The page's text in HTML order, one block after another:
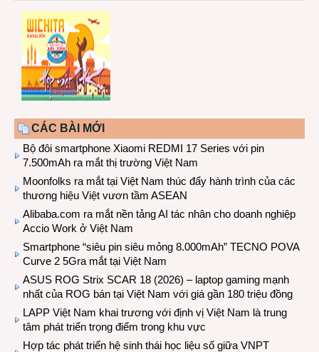
CÁC BÀI MỚI
Bộ đôi smartphone Xiaomi REDMI 17 Series với pin
7.500mAh ra mắt thị trường Việt Nam
Moonfolks ra mắt tại Việt Nam thúc đẩy hành trình của các
thương hiệu Việt vươn tầm ASEAN
Alibaba.com ra mắt nền tảng AI tác nhân cho doanh nghiệp
Accio Work ở Việt Nam
Smartphone “siêu pin siêu mỏng 8.000mAh” TECNO POVA
Curve 2 5Gra mắt tại Việt Nam
ASUS ROG Strix SCAR 18 (2026) – laptop gaming mạnh
nhất của ROG bán tại Việt Nam với giá gần 180 triệu đồng
LAPP Việt Nam khai trương với định vị Việt Nam là trung
tâm phát triển trọng điểm trong khu vực
Hợp tác phát triển hệ sinh thái học liệu số giữa VNPT